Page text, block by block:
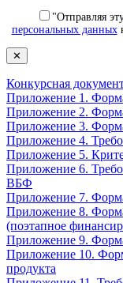
"Отправляя
персональных данных
✕
Конкурсная
Приложение 1.
Приложение 2.
Приложение 3.
Приложение 4.
Приложение 5.
Приложение 6.
ВБФ
Приложение 7.
Приложение 8.
(поэтапное
Приложение 9.
Приложение 10.
продукта